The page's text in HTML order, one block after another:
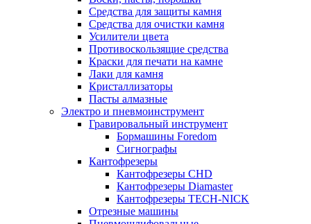
Средства для защиты камня
Средства для очистки камня
Усилители цвета
Противоскользящие средства
Краски для печати на камне
Лаки для камня
Кристаллизаторы
Пасты алмазные
Электро и пневмоинструмент
Гравировальный инструмент
Бормашины Foredom
Сигнографы
Кантофрезеры
Кантофрезеры CHD
Кантофрезеры Diamaster
Кантофрезеры TECH-NICK
Отрезные машины